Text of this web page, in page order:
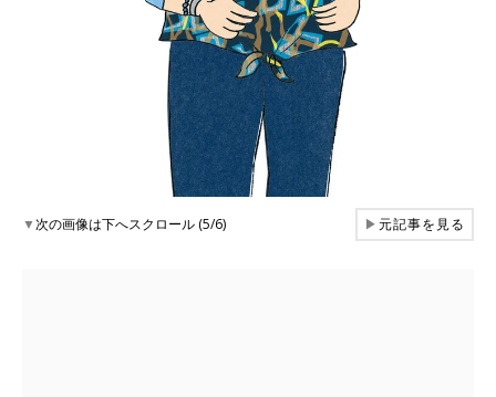
▼次の画像は下へスクロール (5/6) ▶元記事を見る